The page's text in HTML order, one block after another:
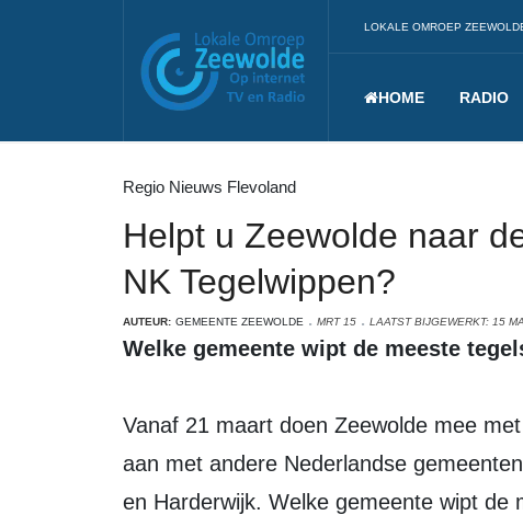
LOKALE OMROEP
HOME RADIO
Regio Nieuws Flevoland
Helpt u Zeewolde naar
NK Tegelwippen?
AUTEUR: GEMEENTE ZEEWOLDE MRT 15 LAATST BIJGEWERKT: 15
Welke gemeente wipt de meeste
Vanaf 21 maart doen Zeewolde mee
aan met andere Nederlandse
en Harderwijk. Welke gemeente wipt de